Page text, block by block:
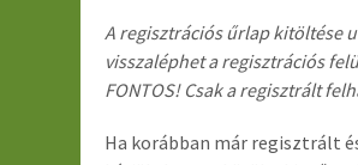
A regisztrációs űrlap kitöltése
visszaléphet a regisztrációs
FONTOS! Csak a regisztrált
Ha korábban már regisztrált